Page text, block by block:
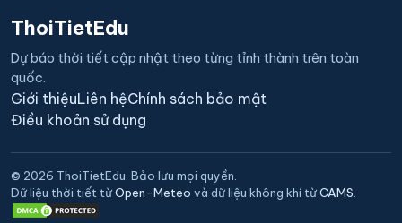
Phường Phan Chu Trinh
Phường Trần Hưng Đạo
ThoiTietEdu
Dự báo thời tiết cập nhật theo từng tỉnh thành trên toàn
quốc.
Giới thiệuLiên hệChính sách bảo mật
Điều khoản sử dụng
© 2026 ThoiTietEdu. Bảo lưu mọi quyền.
Dữ liệu thời tiết từOpen-Meteo và dữ liệu không khí từCAMS